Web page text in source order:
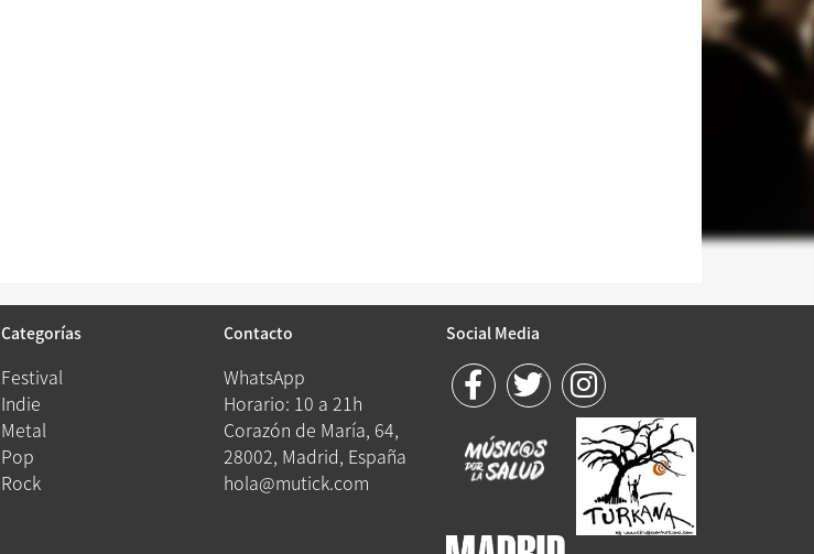
Categorías
Festival
Indie
Metal
Pop
Rock
Contacto
WhatsApp
Horario: 10 a 21h
Corazón de María, 64,
28002, Madrid, España
hola@mutick.com
Social Media